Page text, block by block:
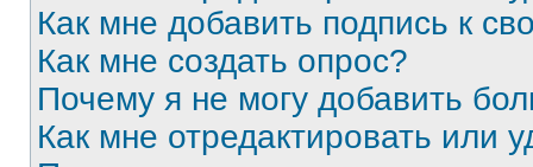
Как мне добавить подпись к
Как мне создать опрос?
Почему я не могу добавить
Как мне отредактировать или